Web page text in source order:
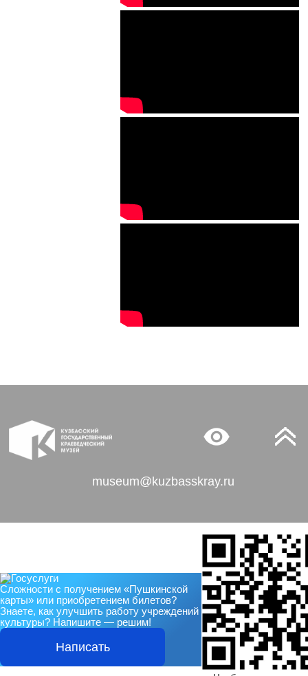
museum@kuzbasskray.ru
Сложности с получением «Пушкинской
карты» или приобретением билетов?
Знаете, как улучшить работу учреждений
культуры? Напишите — решим!
Написать